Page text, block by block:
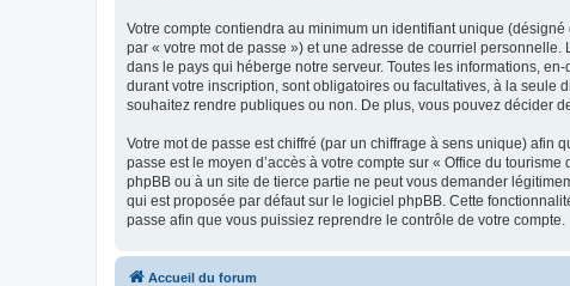
Votre compte contiendra au minimum un identifiant unique
par « votre mot de passe ») et une adresse de courriel
dans le pays qui héberge notre serveur. Toutes les informations,
durant votre inscription, sont obligatoires ou facultatives, à la seule
souhaitez rendre publiques ou non. De plus, vous pouvez décider
Votre mot de passe est chiffré (par un chiffrage à sens unique) afin
passe est le moyen d’accès à votre compte sur « Office du
phpBB ou à un site de tierce partie ne peut vous demander
qui est proposée par défaut sur le logiciel phpBB. Cette
passe afin que vous puissiez reprendre le contrôle de votre compte.
Accueil du forum